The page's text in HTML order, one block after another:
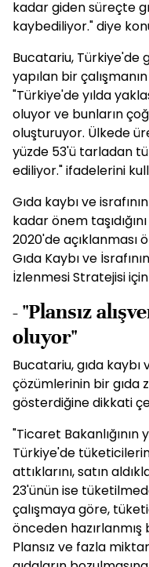
kadar giden süreçte
kaybediliyor." diye
Bucatariu, Türkiye'de
yapılan bir
"Türkiye'de yılda
oluyor ve bunların
oluşturuyor. Ülkede
yüzde 53'ü tarladan
ediliyor." ifadelerini
Gıda kaybı ve
kadar önem
2020'de açıklanması
Gıda Kaybı ve
İzlenmesi Stratejisi
- "Plansız
oluyor"
Bucatariu, gıda kaybı
çözümlerinin bir gıda
gösterdiğine dikkati
"Ticaret
Türkiye'de
attıklarını, satın
23'ünün ise
çalışmaya göre,
önceden hazırlanmış
Plansız ve fazla